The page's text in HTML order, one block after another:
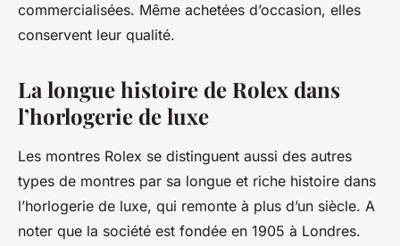
commercialisées. Même achetées d’occasion, elles
conservent leur qualité.
La longue histoire de Rolex dans
l’horlogerie de luxe
Les montres Rolex se distinguent aussi des autres
types de montres par sa longue et riche histoire dans
l’horlogerie de luxe, qui remonte à plus d’un siècle. A
noter que la société est fondée en 1905 à Londres.